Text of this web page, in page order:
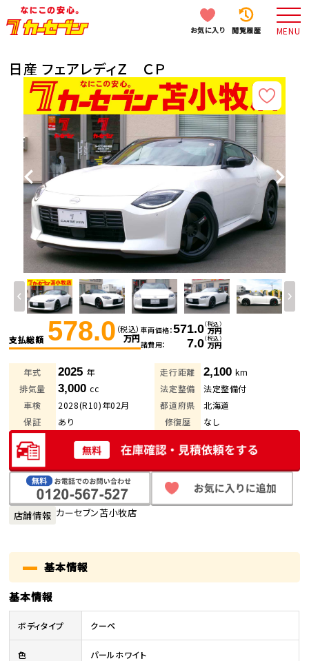
お気に入り 閲覧履歴 MENU
日産 フェアレディＺ ＣＰ
支払総額 578.0 （税込）
万円
車両価格 571.0（税込）
万円
諸費用
7.0（税込）
万円
年式 2025 年 走行距離 2,100 km
排気量
3,000cc 法定整備
法定整備付
車検
2028(R10)年02月 都道府県
北海道
保証
あり 修復歴 なし
店舗情報 カーセブン苫小牧店
基本情報
基本情報
ボディタイプ クーペ
色 パールホワイト